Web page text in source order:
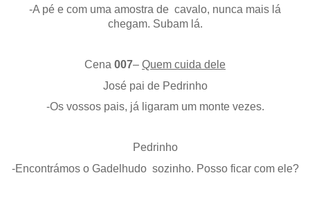
-A pé e com uma amostra de cavalo, nunca mais lá
chegam. Subam lá.
Cena 007– Quem cuida dele
José pai de Pedrinho
-Os vossos pais, já ligaram um monte vezes.
Pedrinho
-Encontrámos o Gadelhudo sozinho. Posso ficar com ele?